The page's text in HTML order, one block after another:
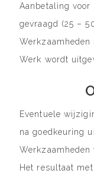
Aanbetaling voor
gevraagd (25 –
Werk wordt
Eventuele
na goedkeuring
Werkzaamheden
Het resultaat